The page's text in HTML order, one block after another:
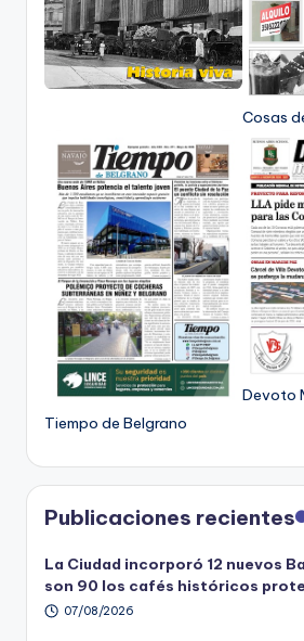
Cosas
Tiempo de Belgrano
Devoto
Publicaciones recientes
La Ciudad incorporó 12 nuevos
son 90 los cafés históricos
07/08/2026